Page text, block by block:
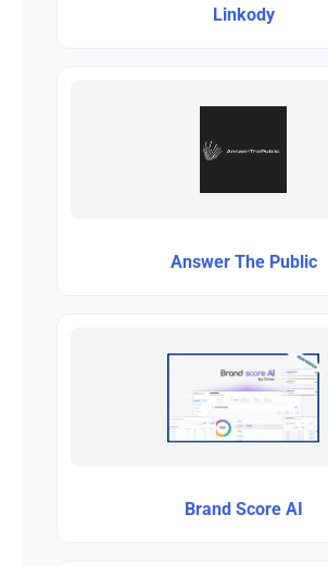
Linkody
Answer The Public
Brand Score AI